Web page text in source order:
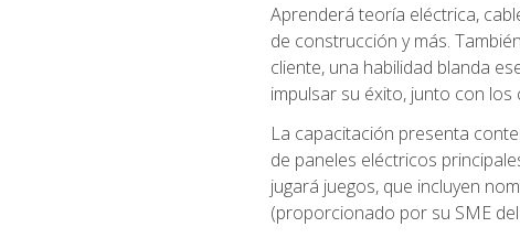
Aprenderá teoría eléctrica,
de construcción y más.
cliente, una habilidad blanda
impulsar su éxito, junto con
La capacitación presenta
de paneles eléctricos
jugará juegos, que incluyen
(proporcionado por su SME